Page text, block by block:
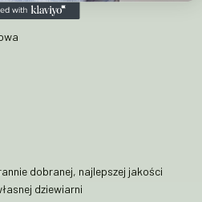
dobranej, najlepszej jakości
dziewiarni